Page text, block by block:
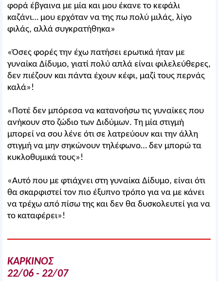
φορά έβγαινα με μία και μου έκανε το κεφάλι
καζάνι… μου ερχόταν να της πω πολύ μιλάς, λίγο
φιλάς, αλλά συγκρατήθηκα»
«Όσες φορές την έχω πατήσει ερωτικά ήταν με
γυναίκα Δίδυμο, γιατί πολύ απλά είναι φιλελεύθερες,
δεν πιέζουν και πάντα έχουν κέφι, μαζί τους περνάς
καλά»!
«Ποτέ δεν μπόρεσα να κατανοήσω τις γυναίκες που
ανήκουν στο ζώδιο των Διδύμων. Τη μία στιγμή
μπορεί να σου λένε ότι σε λατρεύουν και την άλλη
στιγμή να μην σηκώνουν τηλέφωνο… δεν μπορώ τα
κυκλοθυμικά τους»!
«Αυτό που με φτιάχνει στη γυναίκα Δίδυμο, είναι ότι
θα σκαρφιστεί τον πιο έξυπνο τρόπο για να με κάνει
να τρέχω από πίσω της και δεν θα δυσκολευτεί για να
το καταφέρει»!
ΚΑΡΚΙΝΟΣ
22/06 - 22/07